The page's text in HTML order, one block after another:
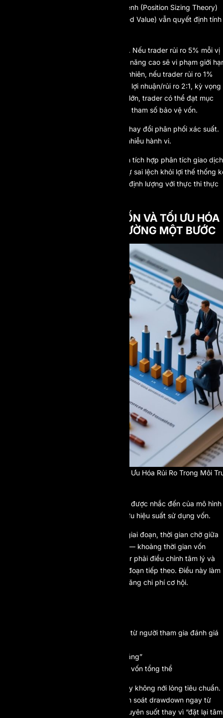
của Lý thuyết Phân bổ Khối lượng Lệnh (Position Sizing Theory)
và toán học Giá trị Kỳ vọng (Expected Value) vẫn quyết định tính
Giả sử mức drawdown tối đa là 10%. Nếu trader rủi ro 5% mỗi vị
thế, lý thuyết xác suất cho thấy khả năng cao sẽ vi phạm giới
trước khi đạt lợi nhuận ổn định. Tuy nhiên, nếu trader rủi ro 1%
mỗi lệnh với tỷ lệ thắng 50% và tỷ lệ lợi nhuận/rủi ro 2:1, kỳ vọng
toán học vẫn dương. Với cỡ mẫu đủ lớn, trader có thể đạt mục
tiêu đánh giá mà không vi phạm các tham số bảo vệ vốn.
Mô hình prop firm một bước không thay đổi phân phối xác suất.
Nó tối ưu thiết kế cấu trúc để giảm nhiễu hành vi.
AI Prop củng cố điều này bằng cách tích hợp phân tích giao dịch
dựa trên AI, giúp trader nhận diện sự sai lệch khỏi lợi thế thống
của mình. Điều này kết nối lý thuyết định lượng với thực thi thực
HIỆU SUẤT SỬ DỤNG VỐN VÀ TỐI ƯU HÓA
RỦI RO TRONG MÔI TRƯỜNG MỘT BƯỚC
Hiệu Suất Sử Dụng Vốn Và Tối Ưu Hóa Rủi Ro Trong Môi
Một trong những lợi thế chiến lược ít được nhắc đến của mô hình
prop firm một bước là khả năng tối ưu hiệu suất sử dụng vốn.
Trong các hệ thống đánh giá nhiều giai đoạn, thời gian chờ giữa
các vòng tạo ra “dead capital time” — khoảng thời gian vốn
không được khai thác tối đa vì trader phải điều chỉnh tâm lý và
chiến lược trước khi bước sang giai đoạn tiếp theo. Điều này làm
chậm tốc độ quay vòng vốn và gia tăng chi phí cơ hội.
Tăng tốc quá trình chuyển đổi từ người tham gia đánh giá
Giảm thời gian vốn bị “đóng băng”
Tối ưu hóa tốc độ luân chuyển vốn tổng thể
Từ góc độ quản trị rủi ro, mô hình này không nới lỏng tiêu chuẩn.
Ngược lại, nó chuẩn hóa cơ chế kiểm soát drawdown ngay từ
đầu, yêu cầu trader duy trì kỷ luật xuyên suốt thay vì “đặt lại tâm